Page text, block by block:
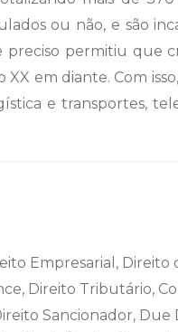
ou não, e são
permitiu que
em diante. Com
e transportes,
Empresarial,
Direito Tributário,
Sancionador,